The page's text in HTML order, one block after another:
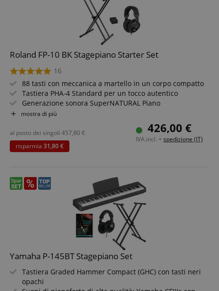
Roland FP-10 BK Stagepiano Starter Set
16
88 tasti con meccanica a martello in un corpo compatto
Tastiera PHA-4 Standard per un tocco autentico
Generazione sonora SuperNATURAL Piano
Uscita cuffie e meccanica della tastiera silenziosa
Modalità Twin Piano per suonare in quattro mani
Altoparlanti integrati da 2x 6W
Bluetooth integrato e interfaccia MIDI/USB
Set incluso con supporto X-Keyboard e cuffie
mostra di più
426,00 €
IVA.incl. + spedizione (IT)
al posto dei singoli 457,80 €
risparmia 31,80 €
Yamaha P-145BT Stagepiano Set
Tastiera Graded Hammer Compact (GHC) con tasti neri
opachi